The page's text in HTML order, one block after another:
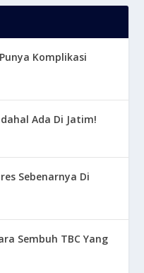
Komplikasi
Ada Di Jatim!
Sebenarnya Di
Sembuh TBC Yang